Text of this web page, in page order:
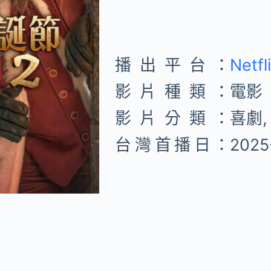
播出平台：
影片種類： 電影
影片分類： 喜劇
台灣首播日：